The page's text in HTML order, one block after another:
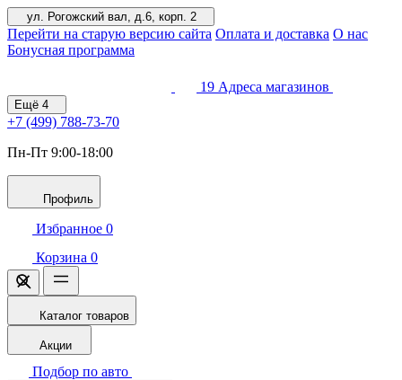
ул. Рогожский вал, д.6, корп. 2
Перейти на старую версию сайта Оплата и доставка О нас
Бонусная программа
19 Адреса магазинов
Ещё 4
+7 (499) 788-73-70
Пн-Пт 9:00-18:00
Профиль
Избранное 0
Корзина 0
Каталог товаров
Акции
Подбор по авто